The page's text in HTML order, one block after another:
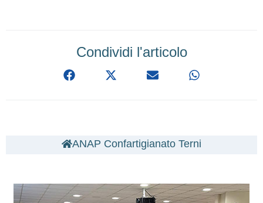
Condividi l'articolo
ANAP Confartigianato Terni